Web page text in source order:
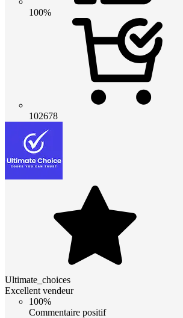
100%
102678
Ultimate_choices
Excellent vendeur
100%
Commentaire positif